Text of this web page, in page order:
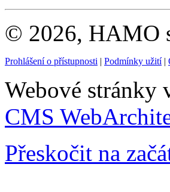
© 2026, HAMO
Prohlášení o přístupnosti | Podmínky užití|
Webové stránky
CMS
Přeskočit na